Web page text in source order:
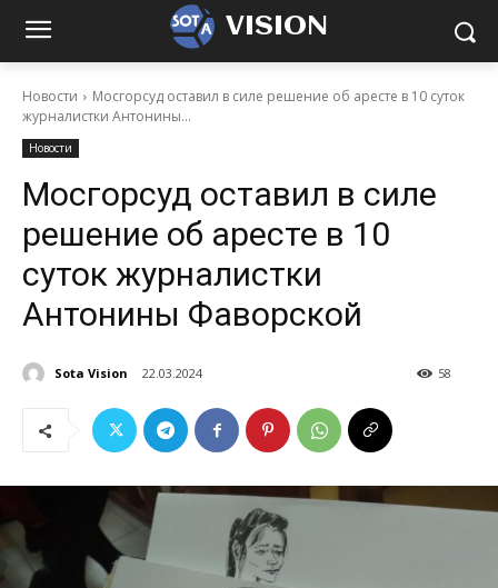
VISION
Новости
Мосгорсуд оставил в силе решение об аресте в 10 суток
журналистки Антонины...
Новости
Мосгорсуд оставил в силе
решение об аресте в 10
суток журналистки
Антонины Фаворской
Sota Vision 22.03.2024 58